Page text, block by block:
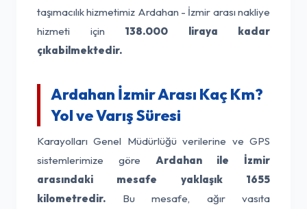
taşımacılık hizmetimiz Ardahan - İzmir arası nakliye
hizmeti için 138.000 liraya kadar
çıkabilmektedir.
Ardahan İzmir Arası Kaç Km?
Yol ve Varış Süresi
Karayolları Genel Müdürlüğü verilerine ve GPS
sistemlerimize göre Ardahan ile İzmir
arasındaki mesafe yaklaşık 1655
kilometredir. Bu mesafe, ağır vasıta